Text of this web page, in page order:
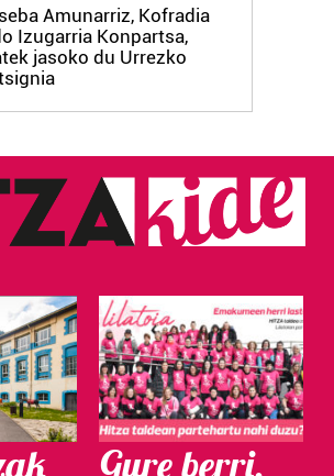
Amunarriz, Kofradia
Izugarria Konpartsa,
jasoko du Urrezko
Gure berri.